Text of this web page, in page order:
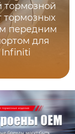
тормозной
тормозных
передним
для
Infiniti